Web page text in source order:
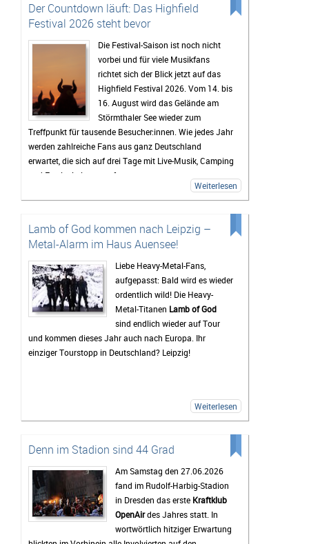
Der Countdown läuft: Das Highfield
Festival 2026 steht bevor
Die Festival-Saison ist noch nicht
vorbei und für viele Musikfans
richtet sich der Blick jetzt auf das
Highfield Festival 2026. Vom 14. bis
16. August wird das Gelände am
Störmthaler See wieder zum
Treffpunkt für tausende Besucher:innen. Wie jedes Jahr
werden zahlreiche Fans aus ganz Deutschland
erwartet, die sich auf drei Tage mit Live-Musik, Camping
und Festivalstimmung freuen.
Das Highfield gehört seit Jahren zu den bekanntesten
Rock, Indie, Punk und Hip-Hop sorgt dafür, dass jedes
Jahr ein bunt gemischtes Publikum zusammenkommt.
Auch 2026 stehen wieder viele bekannte Künstler auf
dem Programm, die Besucher vor den Bühnen zum
Feiern bringen sollen. Gerade die Headliner werden mit
Spannung erwartet, doch oft sind es auch die kleineren
Bands.
Mindestens genauso wichtig wie die Konzerte ist für
viele Gäste das Leben auf dem Campingplatz. Dort
beginnt das Festivalgefühl oft schon lange, bevor die
zwischendurch eine Pause vom Trubel braucht, kann
zu mehr als nur einem Musikfestival.
Bis zum Festival dauert es zwar noch etwas, doch die
Vorfreude wächst mit jedem Tag. Viele Tickets sind
bereits verkauft und die Erwartungen an das
Wochenende sind entsprechend hoch. Wenn das
Wetter mitspielt und die Stimmung so gut wird wie in
Weiterlesen
Lamb of God kommen nach Leipzig –
Metal-Alarm im Haus Auensee!
Liebe Heavy-Metal-Fans,
aufgepasst: Bald wird es wieder
ordentlich wild! Die Heavy-
Metal-Titanen Lamb of God
sind endlich wieder auf Tour
und kommen dieses Jahr auch nach Europa. Ihr
einziger Tourstopp in Deutschland? Leipzig!
Weiterlesen
Denn im Stadion sind 44 Grad
Am Samstag den 27.06.2026
fand im Rudolf-Harbig-Stadion
in Dresden das erste Kraftklub
OpenAirdes Jahres statt. In
wortwörtlich hitziger Erwartung